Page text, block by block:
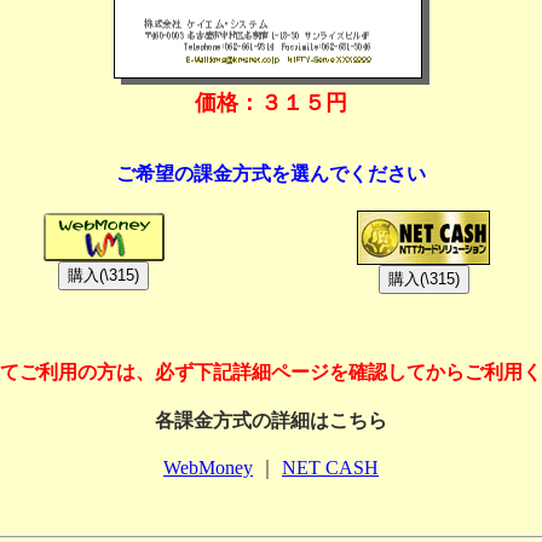
価格：３１５円
ご希望の課金方式を選んでください
ご利用の方は、必ず下記詳細ページを確認してからご利用
各課金方式の詳細はこちら
WebMoney NET CASH